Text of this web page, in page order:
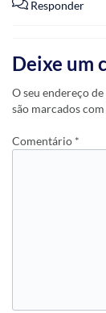
Responder
Deixe um
O seu endereço
são marcados com
Comentário *